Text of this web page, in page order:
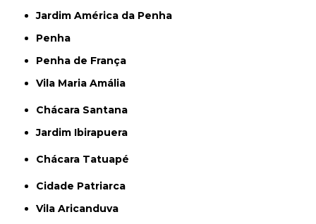
Jardim América da Penha
Penha
Penha de França
Vila Maria Amália
Chácara Santana
Jardim Ibirapuera
Chácara Tatuapé
Cidade Patriarca
Vila Aricanduva